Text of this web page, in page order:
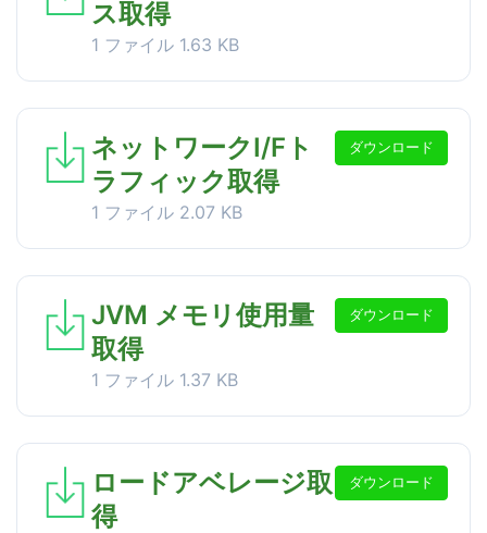
ス取得
1 ファイル 1.63 KB
ネットワークI/Fト
ラフィック取得
1 ファイル 2.07 KB
ダウンロード
JVM メモリ使用量
取得
1 ファイル 1.37 KB
ダウンロード
ロードアベレージ取
得
ダウンロード